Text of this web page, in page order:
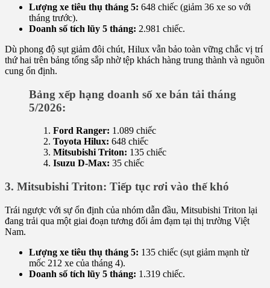
Lượng xe tiêu thụ tháng 5: 648 chiếc (giảm 36 xe so với
tháng trước).
Doanh số tích lũy 5 tháng: 2.981 chiếc.
Dù phong độ sụt giảm đôi chút, Hilux vẫn bảo toàn vững chắc vị trí
thứ hai trên bảng tổng sắp nhờ tệp khách hàng trung thành và nguồn
cung ổn định.
Bảng xếp hạng doanh số xe bán tải tháng
5/2026:
Ford Ranger: 1.089 chiếc
Toyota Hilux: 648 chiếc
Mitsubishi Triton: 135 chiếc
Isuzu D-Max: 35 chiếc
3. Mitsubishi Triton: Tiếp tục rơi vào thế khó
Trái ngược với sự ổn định của nhóm dẫn đầu, Mitsubishi Triton lại
đang trải qua một giai đoạn tương đối ảm đạm tại thị trường Việt
Nam.
Lượng xe tiêu thụ tháng 5: 135 chiếc (sụt giảm mạnh từ
mốc 212 xe của tháng 4).
Doanh số tích lũy 5 tháng: 1.319 chiếc.